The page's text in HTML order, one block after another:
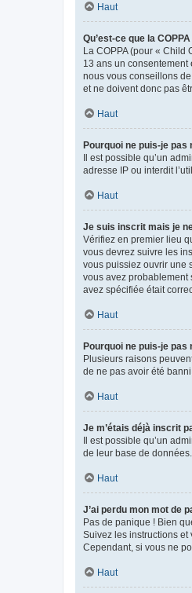
Haut
Qu’est-ce que la
La COPPA (pour « Child
13 ans un consentement
nous vous conseillons
et ne doivent donc pas
Haut
Pourquoi ne puis-je pas
Il est possible qu’un
adresse IP ou interdit
Haut
Je suis inscrit mais je
Vérifiez en premier lieu
vous devrez suivre les
vous puissiez ouvrir une
vous avez probablement
avez spécifiée était
Haut
Pourquoi ne puis-je pas
Plusieurs raisons
de ne pas avoir été
Haut
Je m’étais déjà inscrit
Il est possible qu’un
de leur base de
Haut
J’ai perdu mon mot de
Pas de panique ! Bien
Suivez les instructions et
Cependant, si vous ne
Haut